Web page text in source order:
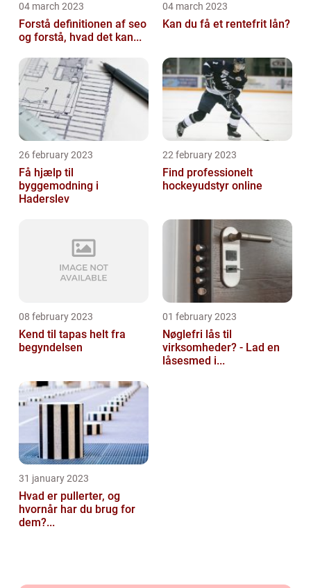
04 march 2023
Forstå definitionen af seo
og forstå, hvad det kan...
04 march 2023
Kan du få et rentefrit lån?
26 february 2023
Få hjælp til
byggemodning i
Haderslev
22 february 2023
Find professionelt
hockeyudstyr online
08 february 2023
Kend til tapas helt fra
begyndelsen
01 february 2023
Nøglefri lås til
virksomheder? - Lad en
låsesmed i...
31 january 2023
Hvad er pullerter, og
hvornår har du brug for
dem?...